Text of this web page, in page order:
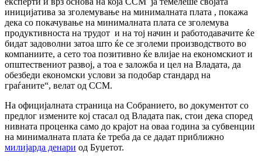
иницијатива за зголемување на минималната плата , покажа
дека со покачување на минималната плата се зголемува
продуктивноста на трудот и на тој начин и работодавачите ќе
бидат задоволни затоа што ќе се зголеми производството во
компаниите, а сето тоа позитивно ќе влијае на економскиот и
општествениот развој, а тоа е заложба и цел на Владата, да
обезбеди економски услови за подобар стандард на
граѓаните“, велат од ССМ.
На официјалната страница на Собранието, во документот со
предлог измените кој стасал од Владата пак, стои дека според
нивната проценка само до крајот на оваа година за субвенции
на минималната плата ќе треба да се дадат приближно
милијарда денари од Буџетот.